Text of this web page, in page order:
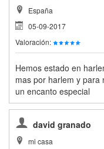
España
05-09-2017
Valoración:
Hemos estado en
mas por harlem y para
un encanto especial
david granado
mi casa